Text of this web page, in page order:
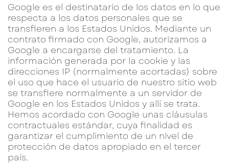
Google es el destinatario de los datos en lo que
respecta a los datos personales que se
transfieren a los Estados Unidos. Mediante un
contrato firmado con Google, autorizamos a
Google a encargarse del tratamiento. La
información generada por la cookie y las
direcciones IP (normalmente acortadas) sobre
el uso que hace el usuario de nuestro sitio web
se transfiere normalmente a un servidor de
Google en los Estados Unidos y allí se trata.
Hemos acordado con Google unas cláusulas
contractuales estándar, cuya finalidad es
garantizar el cumplimiento de un nivel de
protección de datos apropiado en el tercer
país.